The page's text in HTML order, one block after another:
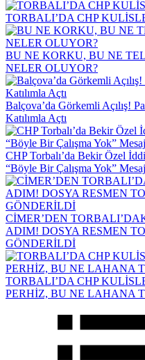
TORBALI’DA CHP
BU NE KORKU, BU NE
NELER OLUYOR?
Balçova’da Görkemli Açılış!
Katılımla Açtı
CHP Torbalı’da Bekir Özel
“Böyle Bir Çalışma Yok”
CİMER’DEN
ADIM! DOSYA RESMEN
GÖNDERİLDİ
TORBALI’DA CHP
PERHİZ, BU NE LAHANA